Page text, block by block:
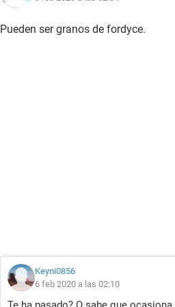
Pueden ser granos de fordyce.
Keyni0856
6 feb 2020 a las 02:10